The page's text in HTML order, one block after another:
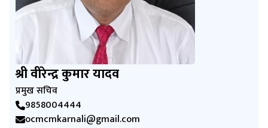
श्री वीरेन्द्र कुमार यादव
प्रमुख सचिव
9858004444
ocmcmkarnali@gmail.com